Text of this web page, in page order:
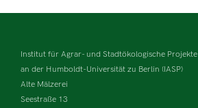
Institut für Agrar- und Stadtökologische Projekte
an der Humboldt-Universität zu Berlin (IASP)
Alte Mälzerei
Seestraße 13